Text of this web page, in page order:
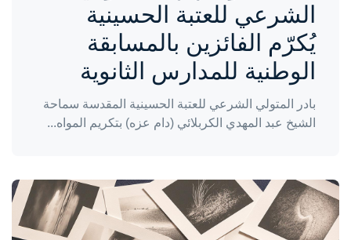
الشرعي للعتبة الحسينية
يُكرّم الفائزين بالمسابقة
الوطنية للمدارس الثانوية
بادر المتولي الشرعي للعتبة الحسينية المقدسة سماحة
الشيخ عبد المهدي الكربلائي (دام عزه) بتكريم المواه...
واحة المرأة
منذ سنة